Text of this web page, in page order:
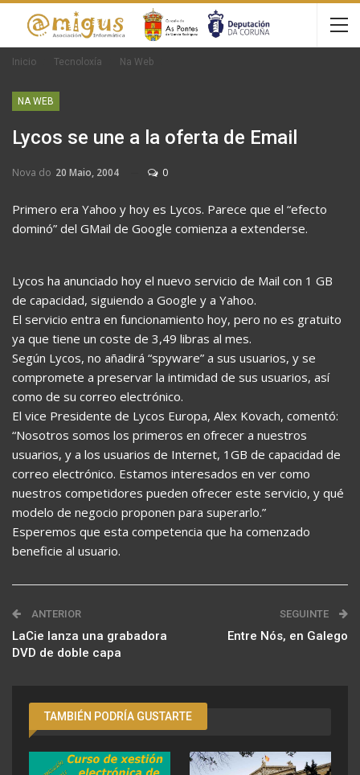
Inicio Tecnoloxía Na Web
NA WEB
Lycos se une a la oferta de Email
Nova do 20 Maio, 2004 0
Primero era Yahoo y hoy es Lycos. Parece que el “efecto
dominó” del GMail de Google comienza a extenderse.
Lycos ha anunciado hoy el nuevo servicio de Mail con 1 GB
de capacidad, siguiendo a Google y a Yahoo.
El servicio entra en funcionamiento hoy, pero no es gratuito
ya que tiene un coste de 3,49 libras al mes.
Según Lycos, no añadirá “spyware” a sus usuarios, y se
compromete a preservar la intimidad de sus usuarios, así
como de su correo electrónico.
El vice Presidente de Lycos Europa, Alex Kovach, comentó:
“Nosotros somos los primeros en ofrecer a nuestros
usuarios, y a los usuarios de Internet, 1GB de capacidad de
correo electrónico. Estamos interesados en ver como
nuestros competidores pueden ofrecer este servicio, y qué
modelo de negocio proponen para superarlo.”
Esperemos que esta competencia que ha comenzado
beneficie al usuario.
ANTERIOR
LaCie lanza una grabadora
DVD de doble capa
SEGUINTE
Entre Nós, en Galego
TAMBIÉN PODRÍA GUSTARTE